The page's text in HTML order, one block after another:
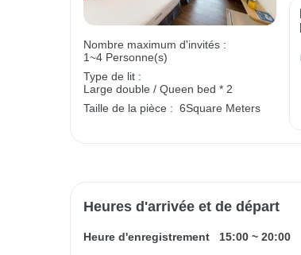
Nombre maximum d'invités :
1~4 Personne(s)
Type de lit :
Large double / Queen bed * 2
Taille de la pièce : 6Square Meters
Heures d'arrivée et de départ
Heure d'enregistrement 15:00 ~ 20:00